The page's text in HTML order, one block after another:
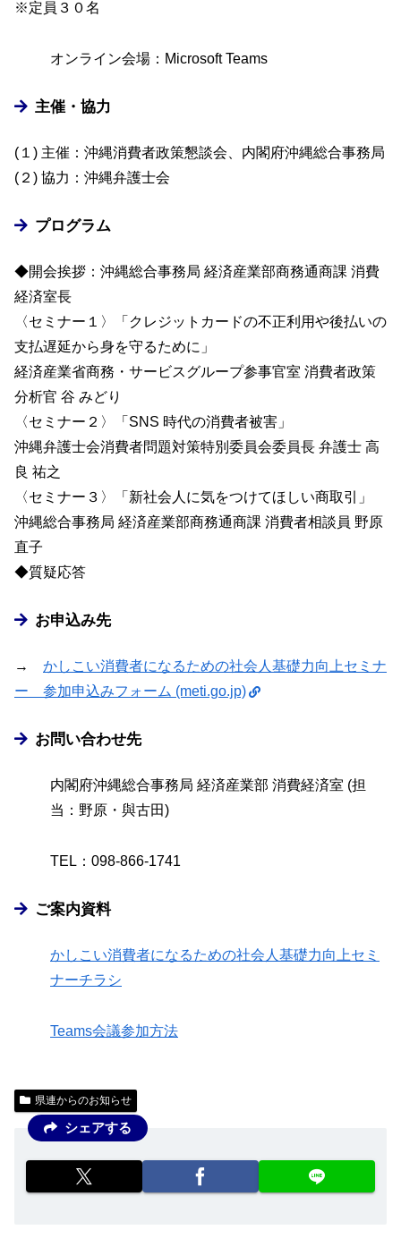
※定員３０名
オンライン会場：Microsoft Teams
主催・協力
(１) 主催：沖縄消費者政策懇談会、内閣府沖縄総合事務局
(２) 協力：沖縄弁護士会
プログラム
◆開会挨拶：沖縄総合事務局 経済産業部商務通商課 消費
経済室長
〈セミナー１〉「クレジットカードの不正利用や後払いの
支払遅延から身を守るために」
経済産業省商務・サービスグループ参事官室 消費者政策
分析官 谷 みどり
〈セミナー２〉「SNS 時代の消費者被害」
沖縄弁護士会消費者問題対策特別委員会委員長 弁護士 高
良 祐之
〈セミナー３〉「新社会人に気をつけてほしい商取引」
沖縄総合事務局 経済産業部商務通商課 消費者相談員 野原
直子
◆質疑応答
お申込み先
→ かしこい消費者になるための社会人基礎力向上セミナ
ー 参加申込みフォーム (meti.go.jp)
お問い合わせ先
内閣府沖縄総合事務局 経済産業部 消費経済室 (担
当：野原・與古田)
TEL：098-866-1741
ご案内資料
かしこい消費者になるための社会人基礎力向上セミ
ナーチラシ
Teams会議参加方法
県連からのお知らせ
シェアする